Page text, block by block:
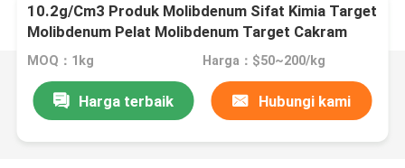
10.2g/Cm3 Produk Molibdenum Sifat Kimia Target
Molibdenum Pelat Molibdenum Target Cakram
Molibdenum Kemurnian Tinggi
MOQ：1kg Harga：$50~200/kg
Harga terbaik Hubungi kami